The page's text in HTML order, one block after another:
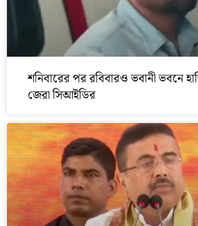
শনিবারের পর রবিবারও ভবানী ভবনে
জেরা সিআইডির